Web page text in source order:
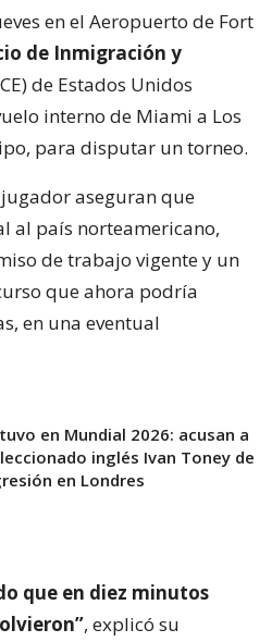
en el Aeropuerto de Fort
de Inmigración y
de Estados Unidos
interno de Miami a Los
para disputar un torneo.
aseguran que
al país norteamericano,
de trabajo vigente y un
que ahora podría
en una eventual
en Mundial 2026: acusan a
inglés Ivan Toney de
en Londres
que en diez minutos
, explicó su